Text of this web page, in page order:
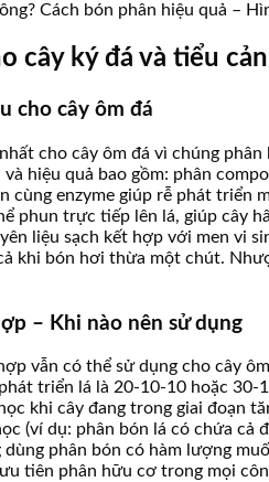
Cách bón phân hiệu quả –
cây ký đá và tiểu
cho cây ôm đá
cho cây ôm đá vì chúng
hiệu quả bao gồm: phân
cùng enzyme giúp rễ phát triển
phun trực tiếp lên lá, giúp cây
liệu sạch kết hợp với men vi
khi bón hơi thừa một chút.
– Khi nào nên sử dụng
vẫn có thể sử dụng cho cây
triển lá là 20-10-10 hoặc
khi cây đang trong giai
(ví dụ: phân bón lá có chứa
phân bón có hàm lượng
tiên phân hữu cơ trong mọi